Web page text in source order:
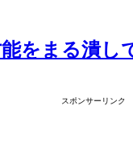
をまる潰し
スポンサーリンク